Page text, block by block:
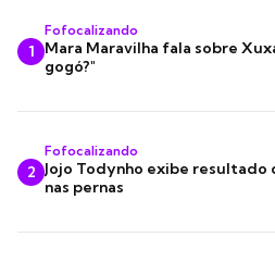
1
Fofocalizando
Mara Maravilha fala sobre
gogó?"
2
Fofocalizando
Jojo Todynho exibe
nas pernas